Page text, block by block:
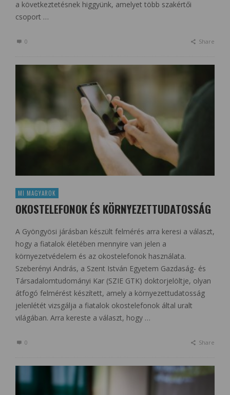
a következtetésnek higgyünk, amelyet több szakértői
csoport …
0 Share
MI MAGYAROK
OKOSTELEFONOK ÉS KÖRNYEZETTUDATOSSÁG
A Gyöngyösi járásban készült felmérés arra keresi a választ,
hogy a fiatalok életében mennyire van jelen a
környezetvédelem és az okostelefonok használata.
Szeberényi András, a Szent István Egyetem Gazdaság- és
Társadalomtudományi Kar (SZIE GTK) doktorjelöltje, olyan
átfogó felmérést készített, amely a környezettudatosság
jelenlétét vizsgálja a fiatalok okostelefonok által uralt
világában. Arra kereste a választ, hogy …
0 Share